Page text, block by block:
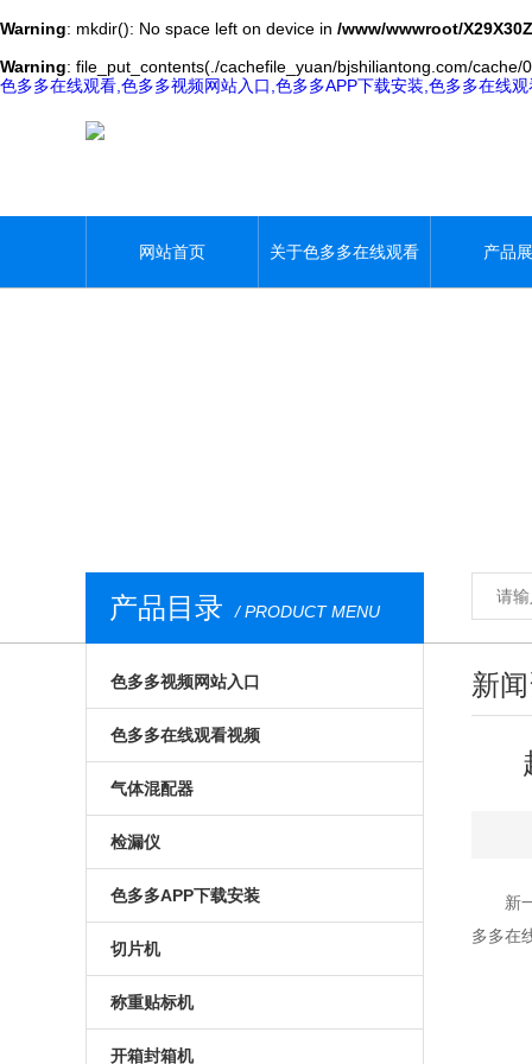
Warning: mkdir(): No space left on device in /www/wwwroot/
Warning: file_put_contents(./cachefile_yuan/bjshiliantong.com/
色多多在线观看,色多多视频网站入口,色多多APP下载安装,色多多在线
网站首页 关于色多多在线观看 产品
产品目录 / PRODUCT MENU
色多多视频网站入口
气调包装分析仪
安瓿瓶色多多视频网站入口
西林瓶色多多视频网站入口
荧光法色多多视频网站入口
食品色多多视频网站入口
便携式色多多视频网站入口
进口色多多视频网站入口
色多多在线观看视频
膜康分析仪
台式顶空气体分析仪
无损色多多在线观看视频
荧光法色多多在线观看视频
在线色多多在线观看视频
食品包装色多多在线观看视频
气体混配器
气调包装气体混配器
机械旋钮式气体混配器
数字式气体混配器
食品包装气体混配器
检漏仪
透湿仪
透过率测试仪
在线检漏仪
包装检漏仪
色多多APP下载安装
预制菜食品色多多APP下载安装
气调色多多APP下载安装
真空贴体色多多APP下载安装
切片机
全自动切片机
手动切片机
称重贴标机
入门级称重贴标机
开箱封箱机
新
新
多多在